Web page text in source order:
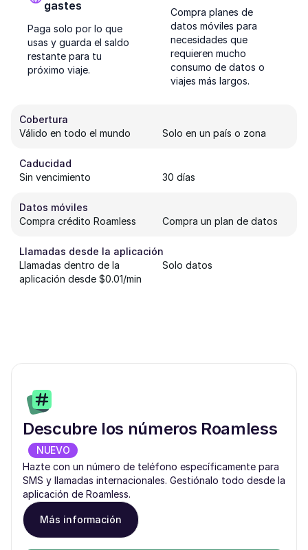
gastes
Paga solo por lo que
usas y guarda el saldo
restante para tu
próximo viaje.
Compra planes de
datos móviles para
necesidades que
requieren mucho
consumo de datos o
viajes más largos.
Cobertura
Válido en todo el mundo
Solo en un país o zona
Caducidad
Sin vencimiento
30 días
Datos móviles
Compra crédito Roamless
Compra un plan de datos
Llamadas desde la aplicación
Llamadas dentro de la
aplicación desde $0.01/min
Solo datos
Descubre los números Roamless
NUEVO
Hazte con un número de teléfono específicamente para
SMS y llamadas internacionales. Gestiónalo todo desde la
aplicación de Roamless.
Más información